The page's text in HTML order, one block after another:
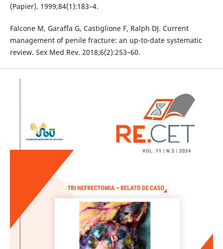
(Papier). 1999;84(1):183–4.
Falcone M, Garaffa G, Castiglione F, Ralph DJ. Current
management of penile fracture: an up-to-date systematic
review. Sex Med Rev. 2018;6(2):253–60.